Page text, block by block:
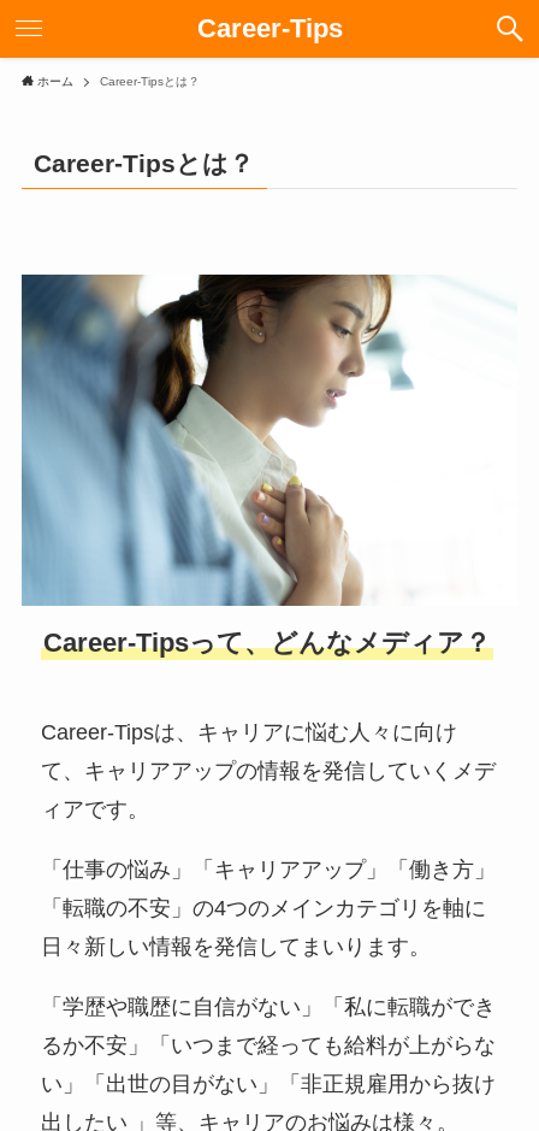
Career-Tips
ホーム Career-Tipsとは？
Career-Tipsとは？
Career-Tipsって、どんなメディア？
Career-Tipsは、キャリアに悩む人々に向け
て、キャリアアップの情報を発信していくメデ
ィアです。
「仕事の悩み」「キャリアアップ」「働き方」
「転職の不安」の4つのメインカテゴリを軸に
日々新しい情報を発信してまいります。
「学歴や職歴に自信がない」「私に転職ができ
るか不安」「いつまで経っても給料が上がらな
い」「出世の目がない」「非正規雇用から抜け
出したい 」等、キャリアのお悩みは様々。